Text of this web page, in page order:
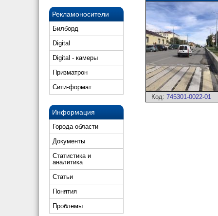
Рекламоносители
Билборд
Digital
Digital - камеры
Призматрон
Сити-формат
Информация
Города области
Документы
Статистика и
аналитика
Статьи
Понятия
Проблемы
Код: 745301-0022-01